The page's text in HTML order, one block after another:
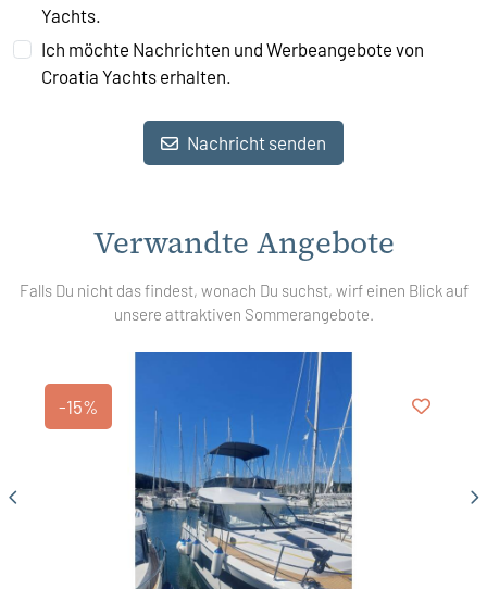
Yachts.
Ich möchte Nachrichten und Werbeangebote von
Croatia Yachts erhalten.
Nachricht senden
Verwandte Angebote
Falls Du nicht das findest, wonach Du suchst, wirf einen Blick auf
unsere attraktiven Sommerangebote.
-15%